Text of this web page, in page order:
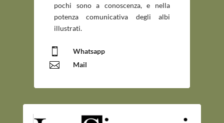
pochi sono a conoscenza, e nella
potenza comunicativa degli albi
illustrati.
 Whatsapp
 Mail